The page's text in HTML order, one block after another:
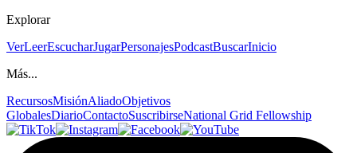
Explorar
VerLeerEscucharJugarPersonajesPodcastBuscarInicio
Más...
RecursosMisiónAliadoObjetivos
GlobalesDiarioContactoSuscribirseNational Grid Fellowship